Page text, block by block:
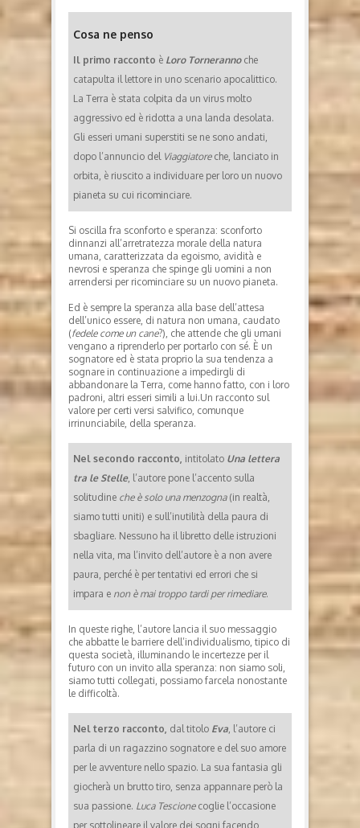
Cosa ne penso
Il primo racconto è Loro Tornerannoche
catapulta il lettore in uno scenario apocalittico.
La Terra è stata colpita da un virus molto
aggressivo ed è ridotta a una landa desolata.
Gli esseri umani superstiti se ne sono andati,
dopo l’annuncio del Viaggiatoreche, lanciato in
orbita, è riuscito a individuare per loro un nuovo
pianeta su cui ricominciare.
Si oscilla fra sconforto e speranza: sconforto
dinnanzi all’arretratezza morale della natura
umana, caratterizzata da egoismo, avidità e
nevrosi e speranza che spinge gli uomini a non
arrendersi per ricominciare su un nuovo pianeta.
Ed è sempre la speranza alla base dell’attesa
dell’unico essere, di natura non umana, caudato
(fedele come un cane?), che attende che gli umani
vengano a riprenderlo per portarlo con sé. È un
sognatore ed è stata proprio la sua tendenza a
sognare in continuazione a impedirgli di
abbandonare la Terra, come hanno fatto, con i loro
padroni, altri esseri simili a lui.Un racconto sul
valore per certi versi salvifico, comunque
irrinunciabile, della speranza.
Nel secondo racconto, intitolato Una lettera
tra le Stelle, l’autore pone l’accento sulla
solitudine che è solo una menzogna(in realtà,
siamo tutti uniti) e sull’inutilità della paura di
sbagliare. Nessuno ha il libretto delle istruzioni
nella vita, ma l’invito dell’autore è a non avere
paura, perché è per tentativi ed errori che si
impara e non è mai troppo tardi per rimediare.
In queste righe, l’autore lancia il suo messaggio
che abbatte le barriere dell’individualismo, tipico di
questa società, illuminando le incertezze per il
futuro con un invito alla speranza: non siamo soli,
siamo tutti collegati, possiamo farcela nonostante
le difficoltà.
Nel terzo racconto, dal titolo Eva, l’autore ci
parla di un ragazzino sognatore e del suo amore
per le avventure nello spazio. La sua fantasia gli
giocherà un brutto tiro, senza appannare però la
sua passione. Luca Tescionecoglie l’occasione
per sottolineare il valore dei sogni facendo